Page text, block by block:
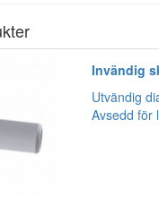
Invändig
Utvändig
Avsedd för